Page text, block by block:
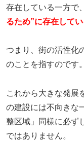
存在している一方で
るため”に存在して
つまり、街の活性化
のことを指すのです。
これから大きな発展
の建設には不向きな
整区域」同様に必ず
ではありません。